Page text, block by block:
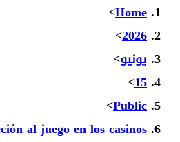
Home
>
2026
>
يونيو>
15
>
Public
>
al juego en los casinos